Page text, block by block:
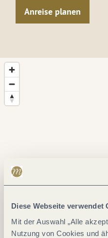
Diese Webseite verwendet
Mit der Auswahl „Alle
Nutzung von Cookies und
Anreise planen